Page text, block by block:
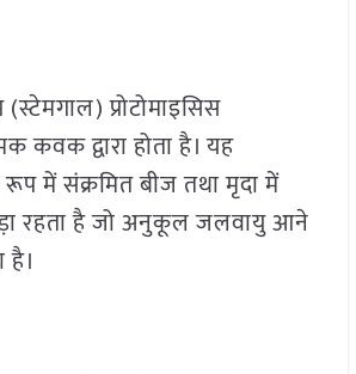
प्रोटोमाइसिस
कवक द्वारा होता है। यह
रूप में संक्रमित बीज तथा मृदा में
रहता है जो अनुकूल जलवायु आने